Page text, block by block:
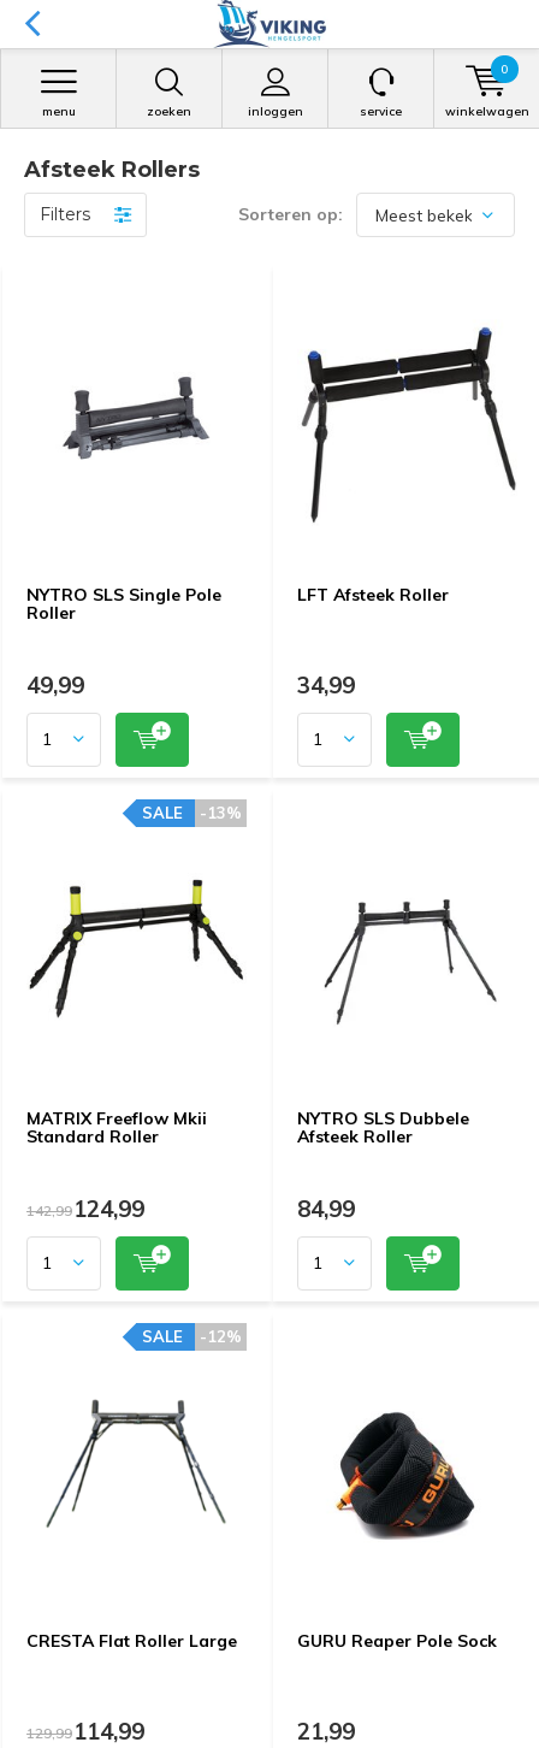
zoeken inloggen
menu service winkelwagen
0
Afsteek Rollers
Filters Sorteren op:
NYTRO SLS Single Pole
Roller
49,99
LFT Afsteek Roller
34,99
MATRIX Freeflow Mkii
Standard Roller
-13%
SALE
142,99124,99
NYTRO SLS Dubbele
Afsteek Roller
84,99
CRESTA Flat Roller Large
-12%
SALE
129,99114,99
GURU Reaper Pole Sock
21,99